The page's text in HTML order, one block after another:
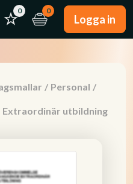
0 0
Logga in
/ Personal /
Extraordinär utbildning